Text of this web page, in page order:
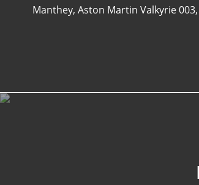
Manthey, Aston Martin Valkyrie 003,